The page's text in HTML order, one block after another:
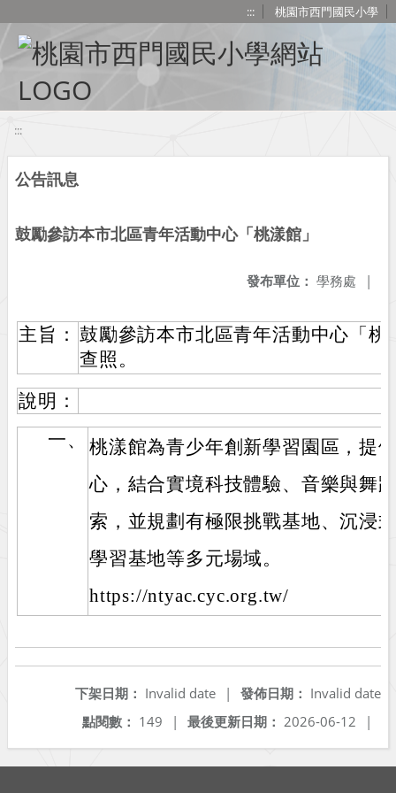
::: 桃園市西門國民小學
:::
公告訊息
鼓勵參訪本市北區青年活動中心「桃漾館」
發布單位： 學務處 |
主旨： 鼓勵參訪本市北區青年活動中心「
查照。
說明：
一、
桃漾館為青少年創新學習園區，提
心，結合實境科技體驗、音樂與舞
索，並規劃有極限挑戰基地、沉浸
學習基地等多元場域。
https://ntyac.cyc.org.tw/
發佈日期： Invalid date
下架日期： Invalid date
|
最後更新日期： 2026-06-12 |
點閱數： 149 |